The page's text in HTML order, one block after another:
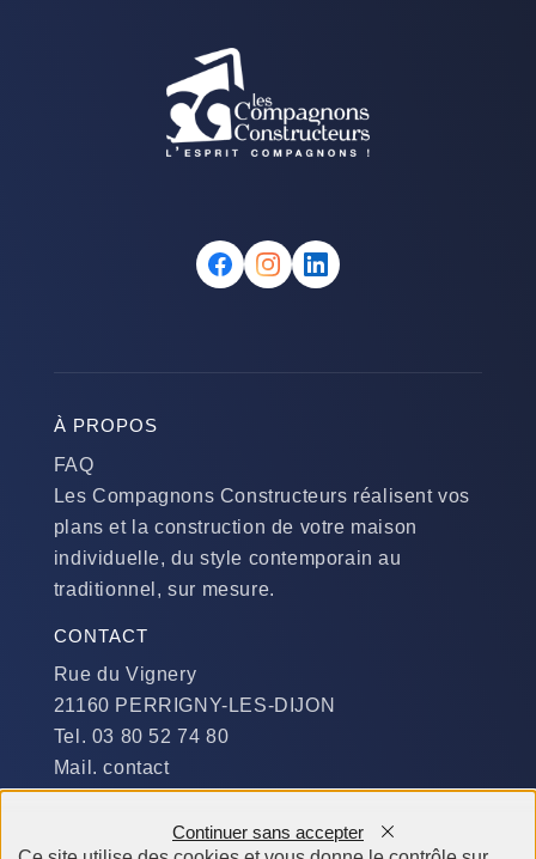
À PROPOS
FAQ
Les Compagnons Constructeurs réalisent vos
plans et la construction de votre maison
individuelle, du style contemporain au
traditionnel, sur mesure.
CONTACT
Rue du Vignery
21160 PERRIGNY-LES-DIJON
Tel. 03 80 52 74 80
Mail. contact
Du Lundi au Jeudi :
Continuer sans accepter